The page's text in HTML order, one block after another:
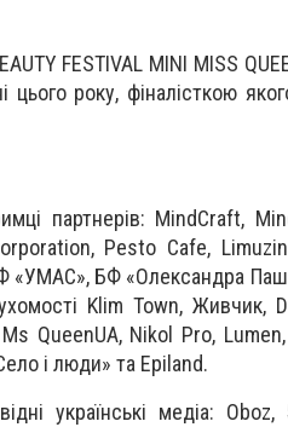
FESTIVAL MINI MISS
року, фіналісткою
партнерів: MindCraft,
Pesto Cafe,
«УМАС», БФ «Олександра
Klim Town, Живчик,
QueenUA, Nikol Pro,
і люди» та Epiland.
українські медіа: